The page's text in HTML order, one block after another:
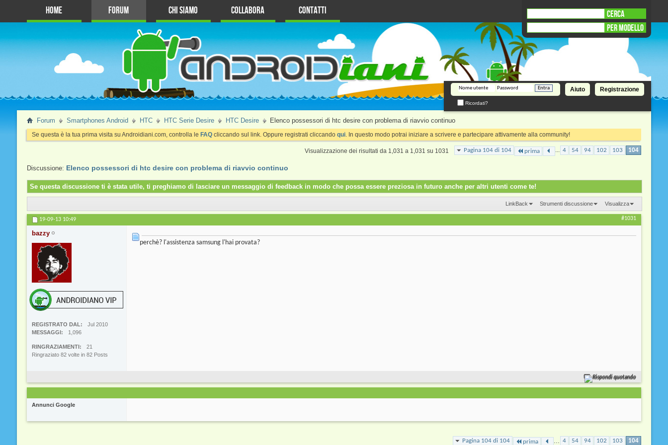
Home Forum Chi Siamo Collabora Contatti
CERCA
PER MODELLO
Registrazione
Aiuto
Ricordati?
Forum Smartphones Android HTC HTC Serie Desire HTC Desire Elenco possessori di htc desire con problema di riavvio continuo
Se questa è la tua prima visita su Androidiani.com, controlla le FAQcliccando sul link. Oppure registrati cliccando qui. In questo modo potrai iniziare a scrivere e partecipare attivamente alla community!
Pagina 104 di 104 prima ... 4 54 94 102 103 104
Visualizzazione dei risultati da 1,031 a 1,031 su 1031
Discussione: Elenco possessori di htc desire con problema di riavvio continuo
Se questa discussione ti è stata utile, ti preghiamo di lasciare un messaggio di feedback in modo che possa essere preziosa in futuro anche per altri utenti come te!
LinkBack Strumenti discussione Visualizza
19-09-13 10:49 #1031
bazzy
REGISTRATO DAL
Jul 2010
MESSAGGI
1,096
RINGRAZIAMENTI
21
Ringraziato 82 volte in 82 Posts
perchè? l'assistenza samsung l'hai provata?
Rispondi quotando
Annunci Google
Pagina 104 di 104 prima ... 4 54 94 102 103 104